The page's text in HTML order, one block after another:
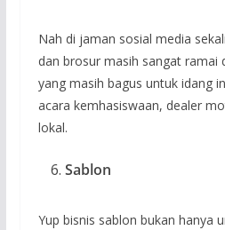
Nah di jaman sosial media
dan brosur masih sangat ramai
yang masih bagus untuk idang
acara kemhasiswaan, dealer
lokal.
Sablon
Yup bisnis sablon bukan hanya